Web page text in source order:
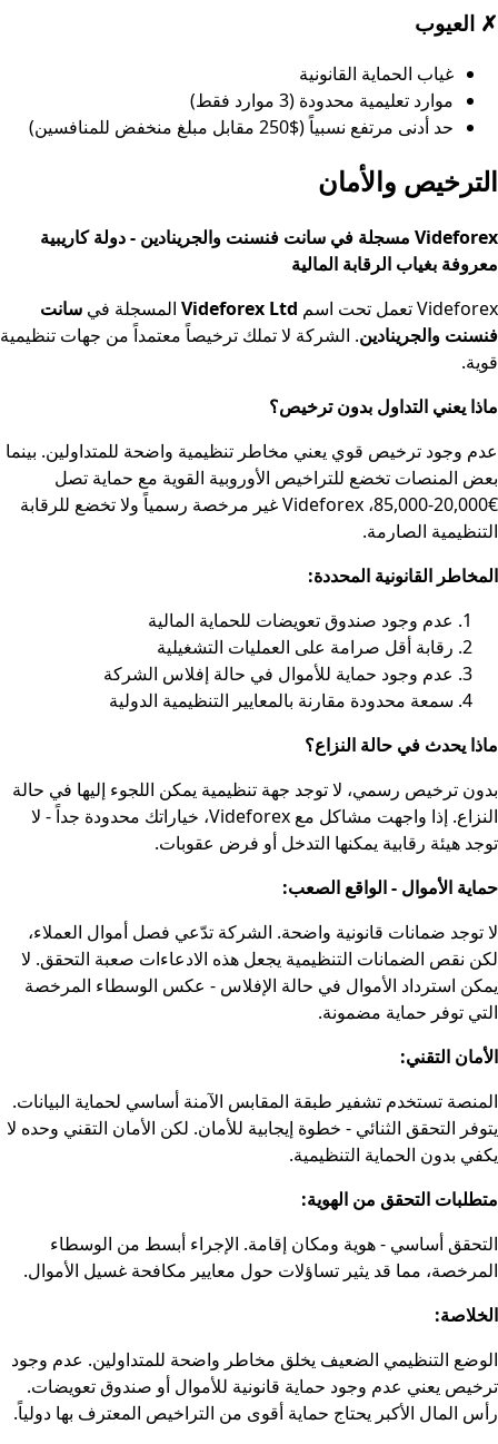
✗ العيوب
غياب الحماية القانونية
موارد تعليمية محدودة (3 موارد فقط)
حد أدنى مرتفع نسبياً ($250 مقابل مبلغ منخفض للمنافسين)
الترخيص والأمان
Videforex مسجلة في سانت فنسنت والجرينادين - دولة كاريبية
معروفة بغياب الرقابة المالية
Videforex تعمل تحت اسم
Videforex Ltd المسجلة في سانت
فنسنت والجرينادين. الشركة لا تملك ترخيصاً معتمداً من جهات تنظيمية
قوية.
ماذا يعني التداول بدون ترخيص؟
عدم وجود ترخيص قوي يعني مخاطر تنظيمية واضحة للمتداولين. بينما
بعض المنصات تخضع للتراخيص الأوروبية القوية مع حماية تصل
€20,000-85,000، Videforex غير مرخصة رسمياً ولا تخضع للرقابة
التنظيمية الصارمة.
المخاطر القانونية المحددة:
عدم وجود صندوق تعويضات للحماية المالية
رقابة أقل صرامة على العمليات التشغيلية
عدم وجود حماية للأموال في حالة إفلاس الشركة
سمعة محدودة مقارنة بالمعايير التنظيمية الدولية
ماذا يحدث في حالة النزاع؟
بدون ترخيص رسمي، لا توجد جهة تنظيمية يمكن اللجوء إليها في حالة
النزاع. إذا واجهت مشاكل مع Videforex، خياراتك محدودة جداً - لا
توجد هيئة رقابية يمكنها التدخل أو فرض عقوبات.
حماية الأموال - الواقع الصعب:
لا توجد ضمانات قانونية واضحة. الشركة تدّعي فصل أموال العملاء،
لكن نقص الضمانات التنظيمية يجعل هذه الادعاءات صعبة التحقق. لا
يمكن استرداد الأموال في حالة الإفلاس - عكس الوسطاء المرخصة
التي توفر حماية مضمونة.
الأمان التقني:
المنصة تستخدم تشفير طبقة المقابس الآمنة أساسي لحماية البيانات.
يتوفر التحقق الثنائي - خطوة إيجابية للأمان. لكن الأمان التقني وحده لا
يكفي بدون الحماية التنظيمية.
متطلبات التحقق من الهوية:
التحقق أساسي - هوية ومكان إقامة. الإجراء أبسط من الوسطاء
المرخصة، مما قد يثير تساؤلات حول معايير مكافحة غسيل الأموال.
الخلاصة:
الوضع التنظيمي الضعيف يخلق مخاطر واضحة للمتداولين. عدم وجود
ترخيص يعني عدم وجود حماية قانونية للأموال أو صندوق تعويضات.
رأس المال الأكبر يحتاج حماية أقوى من التراخيص المعترف بها دولياً.